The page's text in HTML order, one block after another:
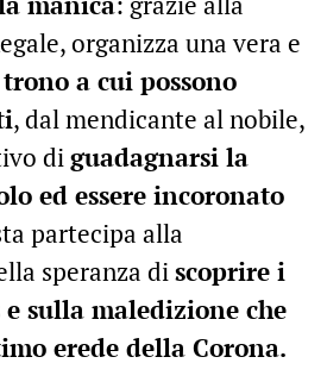
organizza una vera e
a cui possono
, dal mendicante al nobile,
diguadagnarsi la
ed essere incoronato
partecipa alla
speranza discoprire i
sulla maledizione che
erede della Corona.